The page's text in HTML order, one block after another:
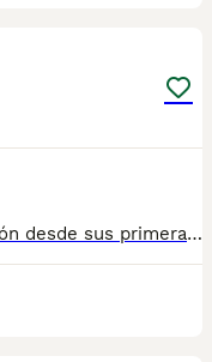
dedicación, salud y una excelente socialización desde sus primeras semanas de vida, estaremos encantados de ayudarte. 🚚 Realizamos entregas en toda España, con especial frecuencia en **Andalucía**: Sevilla, Málaga, Cádiz, Córdoba, Granada, Jaén, Huelva y Almería. También entregamos habitualmente en Marbella, Jerez de la Frontera, Estepona, Fuengirola, Benalmádena, Mijas, Dos Hermanas y cualquier punto de España. **Entrega 100% a contrarreembolso.** No tendrás que adelantar el importe del cachorro. Lo recibirás en la puerta de tu casa mediante transporte especializado y podrás comprobar que todo está correcto antes de realizar el pago. Nuestros cachorros se entregan: ✅ Vacunados y desparasitados según su edad. ✅ Con microchip, cartilla veterinaria y documentación al día. ✅ Revisados veterinariamente antes de salir de nuestras instalaciones. ✅ Procedentes de excelentes líneas, seleccionadas por salud, carácter y morfología. ✅ Perfectamente socializados y acostumbrados al contacto diario con personas. ✅ Con asesoramiento personalizado antes y después de la entrega. Nuestro objetivo no es vender un cachorro más. Queremos que cada familia reciba un compañero sano, equilibrado y criado con el máximo cuidado desde el primer día. 📩 Si deseas fotografías, vídeos o más información, escríbenos por privado. Estaremos encantados de ayudarte a encontrar el compañero perfecto670864332